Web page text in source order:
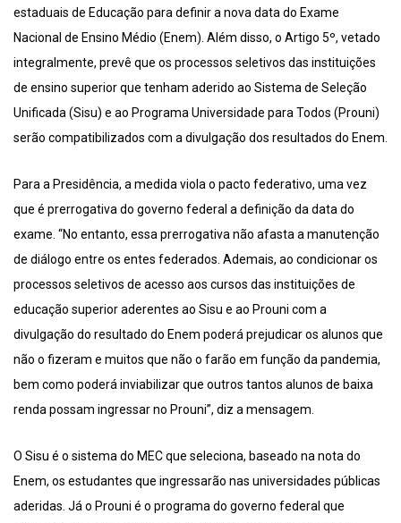
estaduais de Educação para definir a nova data do Exame
Nacional de Ensino Médio (Enem). Além disso, o Artigo 5º, vetado
integralmente, prevê que os processos seletivos das instituições
de ensino superior que tenham aderido ao Sistema de Seleção
Unificada (Sisu) e ao Programa Universidade para Todos (Prouni)
serão compatibilizados com a divulgação dos resultados do Enem.
Para a Presidência, a medida viola o pacto federativo, uma vez
que é prerrogativa do governo federal a definição da data do
exame. “No entanto, essa prerrogativa não afasta a manutenção
de diálogo entre os entes federados. Ademais, ao condicionar os
processos seletivos de acesso aos cursos das instituições de
educação superior aderentes ao Sisu e ao Prouni com a
divulgação do resultado do Enem poderá prejudicar os alunos que
não o fizeram e muitos que não o farão em função da pandemia,
bem como poderá inviabilizar que outros tantos alunos de baixa
renda possam ingressar no Prouni”, diz a mensagem.
O Sisu é o sistema do MEC que seleciona, baseado na nota do
Enem, os estudantes que ingressarão nas universidades públicas
aderidas. Já o Prouni é o programa do governo federal que